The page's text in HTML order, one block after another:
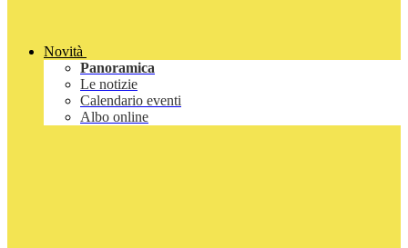
Novità
Panoramica
Le notizie
Calendario eventi
Albo online